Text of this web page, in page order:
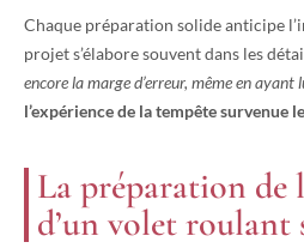
Chaque préparation solide anticipe
projet s’élabore souvent dans les
encore la marge d’erreur, même en ayant
l’expérience de la tempête survenue
La préparation de
d’un volet roulant